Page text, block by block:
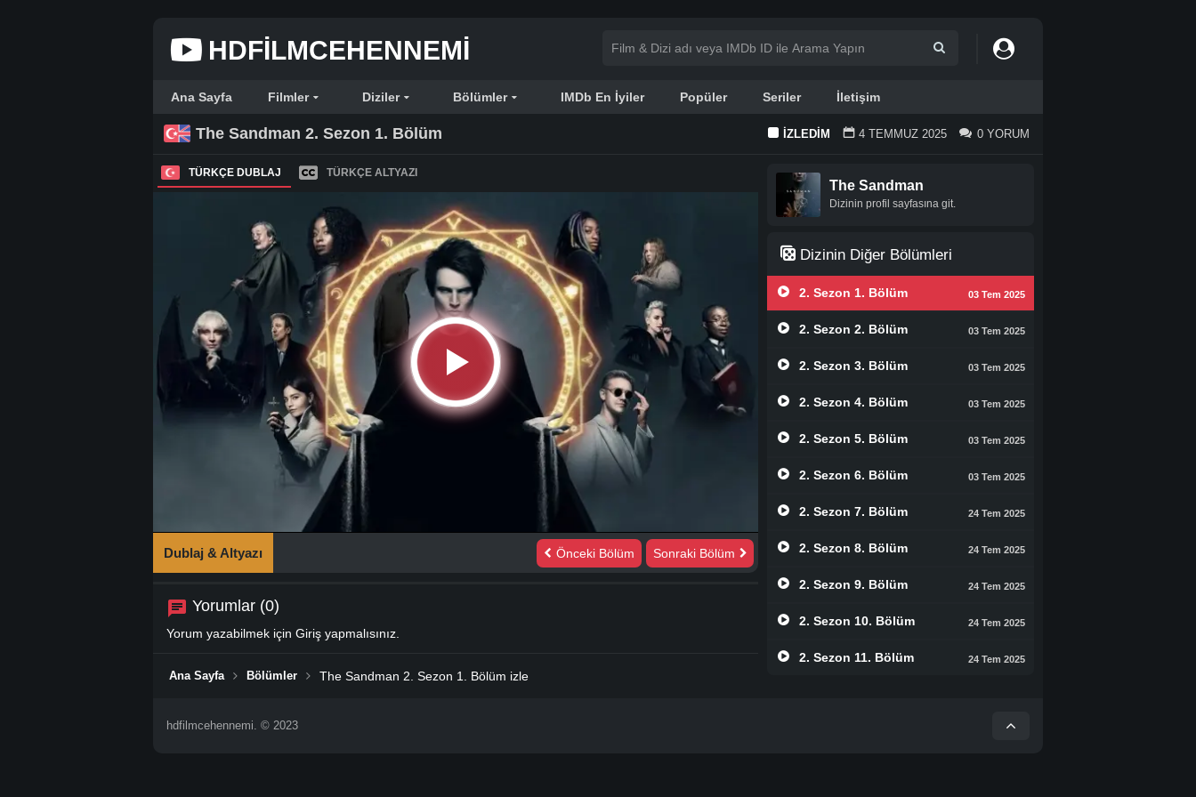
HDFILMCEHENNEMI
Ana Sayfa Filmler Diziler Bölümler IMDb En İyiler Popüler Seriler İletişim
The Sandman 2. Sezon 1. Bölüm İZLEDIM 4 TEMMUZ 2025 0 YORUM
TÜRKÇE DUBLAJ TÜRKÇE ALTYAZI
Dublaj & Altyazı Önceki Bölüm Sonraki Bölüm
The Sandman
Dizinin profil sayfasına git.
Dizinin Diğer Bölümleri
2. Sezon 1. Bölüm 03 Tem 2025
2. Sezon 2. Bölüm 03 Tem 2025
2. Sezon 3. Bölüm 03 Tem 2025
2. Sezon 4. Bölüm 03 Tem 2025
2. Sezon 5. Bölüm 03 Tem 2025
2. Sezon 6. Bölüm 03 Tem 2025
2. Sezon 7. Bölüm 24 Tem 2025
2. Sezon 8. Bölüm 24 Tem 2025
2. Sezon 9. Bölüm 24 Tem 2025
2. Sezon 10. Bölüm 24 Tem 2025
2. Sezon 11. Bölüm 24 Tem 2025
Yorumlar (0)
Yorum yazabilmek için Giriş yapmalısınız.
Ana Sayfa Bölümler The Sandman 2. Sezon 1. Bölüm izle
hdfilmcehennemi. © 2023